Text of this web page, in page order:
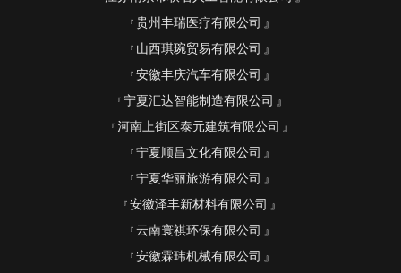
贵州丰瑞医疗有限公司
山西琪琬贸易有限公司
安徽丰庆汽车有限公司
宁夏汇达智能制造有限公司
河南上街区泰元建筑有限公司
宁夏顺昌文化有限公司
宁夏华丽旅游有限公司
安徽泽丰新材料有限公司
云南寰祺环保有限公司
安徽霖玮机械有限公司